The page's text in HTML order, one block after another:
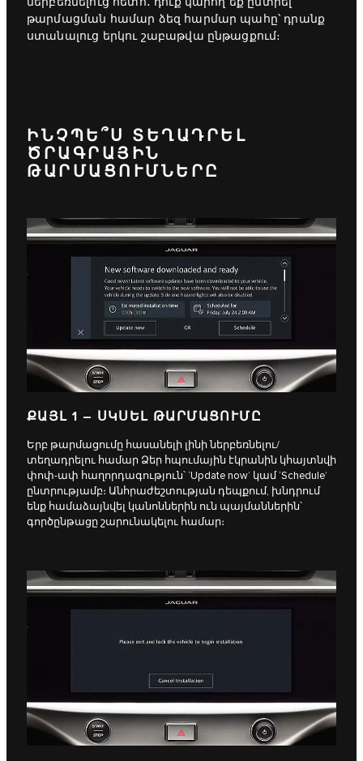
թարմացման համար ձեզ հարմար պահը՝ դրանք
ստանալուց երկու շաբաթվա ընթացքում։
ԻՆՉՊԵ՞Ս ՏԵՂԱԴՐԵԼ
ԾՐԱԳՐԱՅԻՆ
ԹԱՐՄԱՑՈՒՄՆԵՐԸ
ՔԱՅԼ 1 – ՍԿՍԵԼ ԹԱՐՄԱՑՈՒՄԸ
Երբ թարմացումը հասանելի լինի ներբեռնելու/
տեղադրելու համար Ձեր հպումային էկրանին կհայտնվի
փոփ-ափ հաղորդագություն՝ ‘Update now’ կամ ‘Schedule’
ընտրությամբ։ Անհրաժեշտության դեպքում, խնդրում
ենք համաձայնվել կանոններին ուն պայմաններին՝
գործընթացը շարունակելու համար։